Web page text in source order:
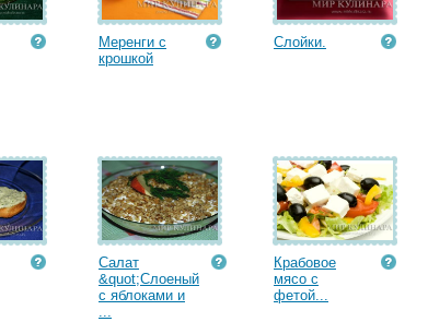
Меренги с
крошкой
Слойки.
Салат
&quot;Слоеный
с яблоками и
...
Крабовое
мясо с
фетой...